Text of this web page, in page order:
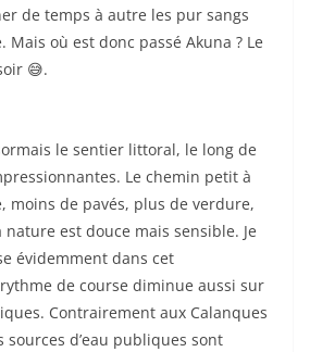
de temps à autre les pur sangs
Mais où est donc passé Akuna ? Le
😅.
le sentier littoral, le long de
Le chemin petit à
moins de pavés, plus de verdure,
est douce mais sensible. Je
évidemment dans cet
de course diminue aussi sur
Contrairement aux Calanques
d’eau publiques sont